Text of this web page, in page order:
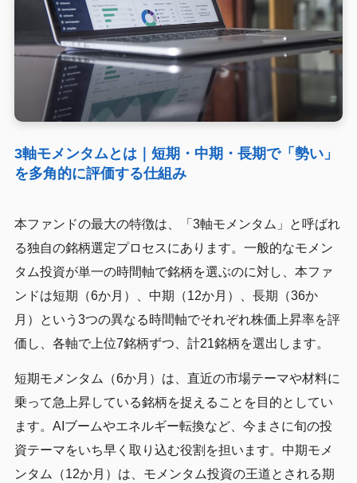
3軸モメンタムとは｜短期・中期・長期で「勢い」
を多角的に評価する仕組み
本ファンドの最大の特徴は、「3軸モメンタム」と呼ばれ
る独自の銘柄選定プロセスにあります。一般的なモメン
タム投資が単一の時間軸で銘柄を選ぶのに対し、本ファ
ンドは短期（6か月）、中期（12か月）、長期（36か
月）という3つの異なる時間軸でそれぞれ株価上昇率を評
価し、各軸で上位7銘柄ずつ、計21銘柄を選出します。
短期モメンタム（6か月）は、直近の市場テーマや材料に
乗って急上昇している銘柄を捉えることを目的としてい
ます。AIブームやエネルギー転換など、今まさに旬の投
資テーマをいち早く取り込む役割を担います。中期モメ
ンタム（12か月）は、モメンタム投資の王道とされる期